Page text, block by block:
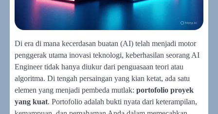
Di era di mana kecerdasan buatan (AI) telah menjadi motor
penggerak utama inovasi teknologi, keberhasilan seorang AI
Engineer tidak hanya diukur dari penguasaan teori atau
algoritma. Di tengah persaingan yang kian ketat, ada satu
elemen yang menjadi pembeda mutlak: portofolio proyek
yang kuat. Portofolio adalah bukti nyata dari keterampilan,